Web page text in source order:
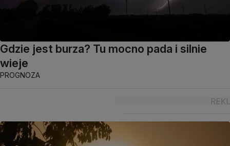
Gdzie jest burza? Tu mocno pada i silnie
wieje
PROGNOZA